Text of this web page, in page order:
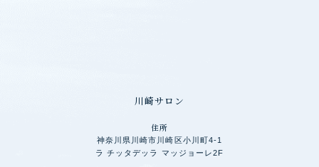
川崎サロン
住所
神奈川県川崎市川崎区小川町4-1
ラ チッタデッラ マッジョーレ2F